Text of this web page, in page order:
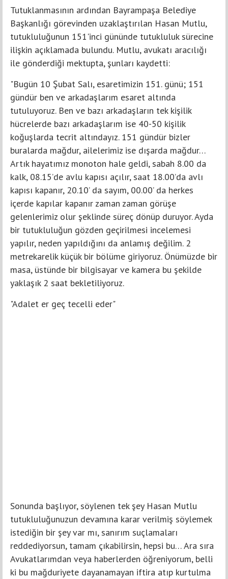
Tutuklanmasının ardından Bayrampaşa Belediye
Başkanlığı görevinden uzaklaştırılan Hasan Mutlu,
tutukluluğunun 151'inci gününde tutukluluk sürecine
ilişkin açıklamada bulundu. Mutlu, avukatı aracılığı
ile gönderdiği mektupta, şunları kaydetti:
"Bugün 10 Şubat Salı, esaretimizin 151. günü; 151
gündür ben ve arkadaşlarım esaret altında
tutuluyoruz. Ben ve bazı arkadaşların tek kişilik
hücrelerde bazı arkadaşlarım ise 40-50 kişilik
koğuşlarda tecrit altındayız. 151 gündür bizler
buralarda mağdur, ailelerimiz ise dışarda mağdur…
Artık hayatımız monoton hale geldi, sabah 8.00 da
kalk, 08.15’de avlu kapısı açılır, saat 18.00’da avlı
kapısı kapanır, 20.10’ da sayım, 00.00’ da herkes
içerde kapılar kapanır zaman zaman görüşe
gelenlerimiz olur şeklinde süreç dönüp duruyor. Ayda
bir tutukluluğun gözden geçirilmesi incelemesi
yapılır, neden yapıldığını da anlamış değilim. 2
metrekarelik küçük bir bölüme giriyoruz. Önümüzde bir
masa, üstünde bir bilgisayar ve kamera bu şekilde
yaklaşık 2 saat bekletiliyoruz.
"Adalet er geç tecelli eder"
Sonunda başlıyor, söylenen tek şey Hasan Mutlu
tutukluluğunuzun devamına karar verilmiş söylemek
istediğin bir şey var mı, sanırım suçlamaları
reddediyorsun, tamam çıkabilirsin, hepsi bu… Ara sıra
Avukatlarımdan veya haberlerden öğreniyorum, belli
ki bu mağduriyete dayanamayan iftira atıp kurtulma